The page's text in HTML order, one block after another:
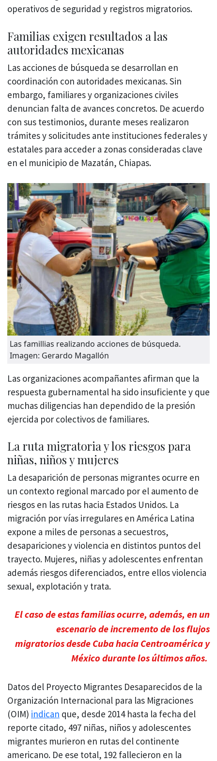
operativos de seguridad y registros migratorios.
Familias exigen resultados a las
autoridades mexicanas
Las acciones de búsqueda se desarrollan en
coordinación con autoridades mexicanas. Sin
embargo, familiares y organizaciones civiles
denuncian falta de avances concretos. De acuerdo
con sus testimonios, durante meses realizaron
trámites y solicitudes ante instituciones federales y
estatales para acceder a zonas consideradas clave
en el municipio de Mazatán, Chiapas.
Las famillias realizando acciones de búsqueda.
Imagen: Gerardo Magallón
Las organizaciones acompañantes afirman que la
respuesta gubernamental ha sido insuficiente y que
muchas diligencias han dependido de la presión
ejercida por colectivos de familiares.
La ruta migratoria y los riesgos para
niñas, niños y mujeres
La desaparición de personas migrantes ocurre en
un contexto regional marcado por el aumento de
riesgos en las rutas hacia Estados Unidos. La
migración por vías irregulares en América Latina
expone a miles de personas a secuestros,
desapariciones y violencia en distintos puntos del
trayecto. Mujeres, niñas y adolescentes enfrentan
además riesgos diferenciados, entre ellos violencia
sexual, explotación y trata.
El caso de estas familias ocurre, además, en un
escenario de incremento de los flujos
migratorios desde Cuba hacia Centroamérica y
México durante los últimos años.
Datos del Proyecto Migrantes Desaparecidos de la
Organización Internacional para las Migraciones
(OIM) indican que, desde 2014 hasta la fecha del
reporte citado, 497 niñas, niños y adolescentes
migrantes murieron en rutas del continente
americano. De ese total, 192 fallecieron en la